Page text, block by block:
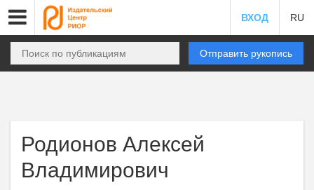
ВХОД RU
Отправить рукопись
Родионов Алексей
Владимирович